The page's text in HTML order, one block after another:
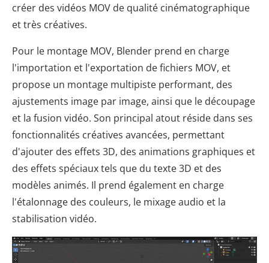
créer des vidéos MOV de qualité cinématographique
et très créatives.
Pour le montage MOV, Blender prend en charge
l'importation et l'exportation de fichiers MOV, et
propose un montage multipiste performant, des
ajustements image par image, ainsi que le découpage
et la fusion vidéo. Son principal atout réside dans ses
fonctionnalités créatives avancées, permettant
d'ajouter des effets 3D, des animations graphiques et
des effets spéciaux tels que du texte 3D et des
modèles animés. Il prend également en charge
l'étalonnage des couleurs, le mixage audio et la
stabilisation vidéo.